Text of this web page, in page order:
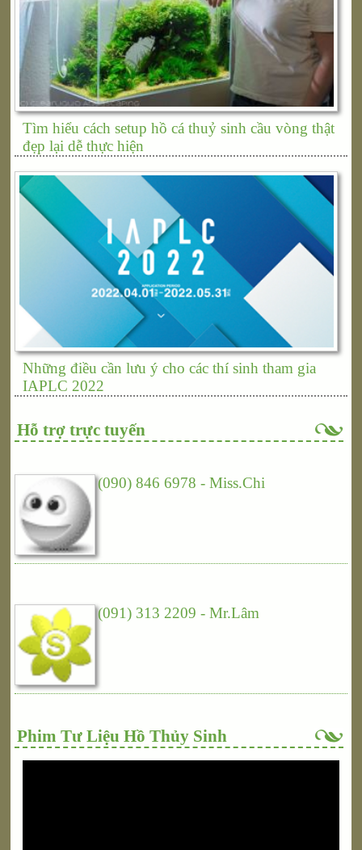
Tìm hiểu cách setup hồ cá thuỷ sinh cầu vòng thật
đẹp lại dễ thực hiện
Những điều cần lưu ý cho các thí sinh tham gia
IAPLC 2022
Hỗ trợ trực tuyến
(090) 846 6978 - Miss.Chi
(091) 313 2209 - Mr.Lâm
Phim Tư Liệu Hồ Thủy Sinh